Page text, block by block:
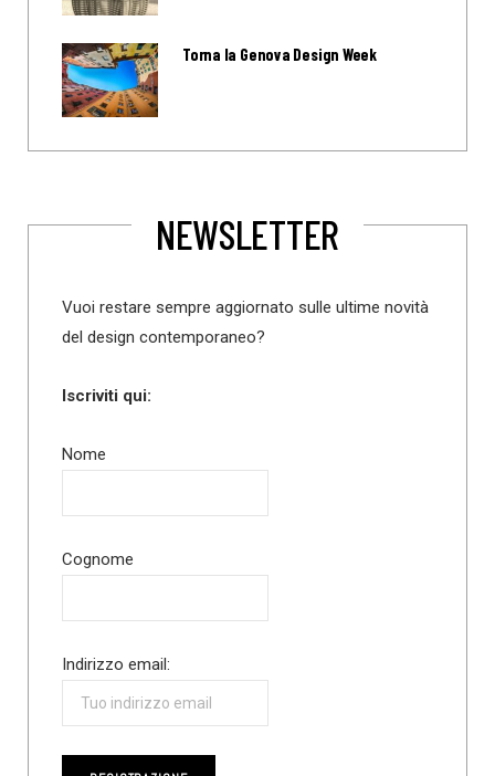
Torna la Genova Design Week
NEWSLETTER
Vuoi restare sempre aggiornato sulle ultime novità
del design contemporaneo?
Iscriviti qui:
Nome
Cognome
Indirizzo email: